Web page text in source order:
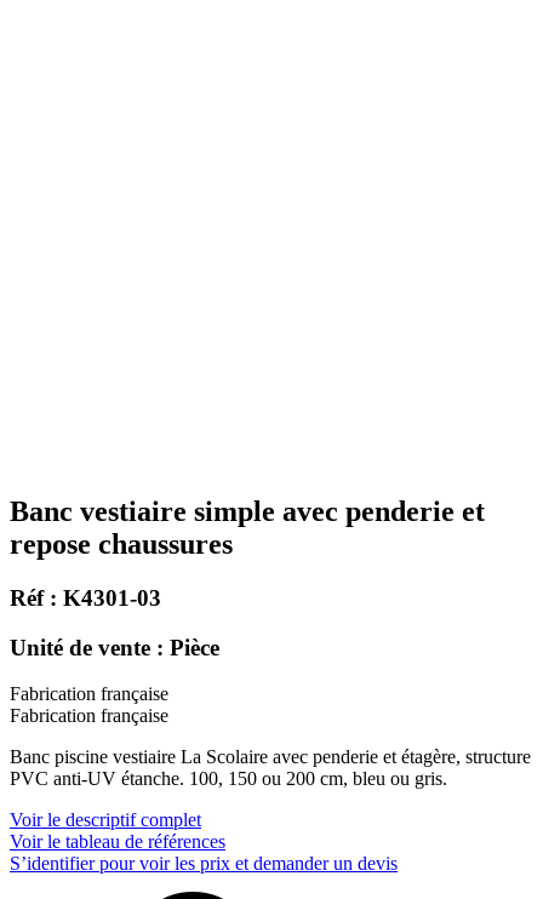
Banc vestiaire simple avec penderie et
repose chaussures
Réf : K4301-03
Unité de vente : Pièce
Fabrication française
Fabrication française
Banc piscine vestiaire La Scolaire avec penderie et étagère, structure
PVC anti-UV étanche. 100, 150 ou 200 cm, bleu ou gris.
Voir le descriptif complet
Voir le tableau de références
S’identifier pour voir les prix et demander un devis